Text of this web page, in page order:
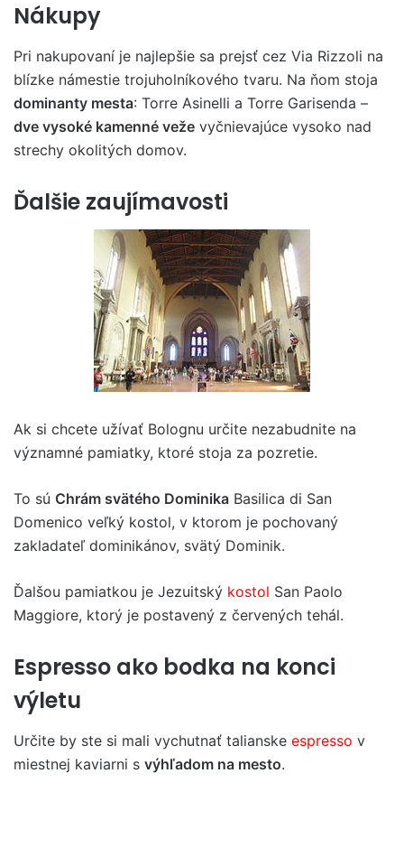
Nákupy
Pri nakupovaní je najlepšie sa prejsť cez Via Rizzoli na
blízke námestie trojuholníkového tvaru. Na ňom stoja
dominanty mesta: Torre Asinelli a Torre Garisenda –
dve vysoké kamenné veže vyčnievajúce vysoko nad
strechy okolitých domov.
Ďalšie zaujímavosti
Ak si chcete užívať Bolognu určite nezabudnite na
významné pamiatky, ktoré stoja za pozretie.
To sú Chrám svätého Dominika Basilica di San
Domenico veľký kostol, v ktorom je pochovaný
zakladateľ dominikánov, svätý Dominik.
Ďalšou pamiatkou je Jezuitský kostol San Paolo
Maggiore, ktorý je postavený z červených tehál.
Espresso ako bodka na konci
výletu
Určite by ste si mali vychutnať talianske espresso v
miestnej kaviarni s výhľadom na mesto.